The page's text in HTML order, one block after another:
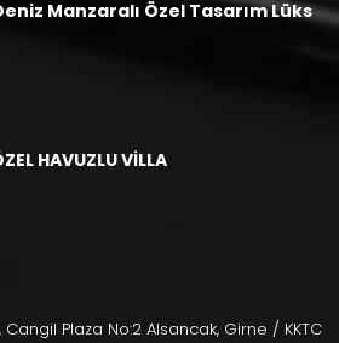
Manzaralı Özel Tasarım Lüks
HAVUZLU VİLLA
Plaza No:2 Alsancak, Girne / KKTC